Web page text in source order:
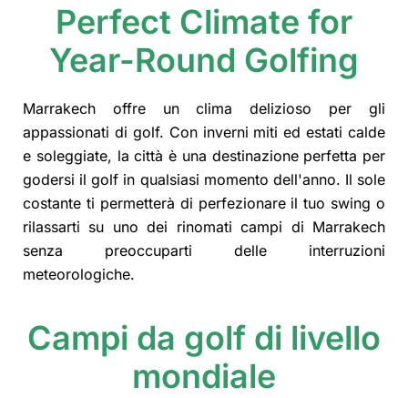
Perfect Climate for
Year-Round Golfing
Marrakech offre un clima delizioso per gli
appassionati di golf. Con inverni miti ed estati calde
e soleggiate, la città è una destinazione perfetta per
godersi il golf in qualsiasi momento dell'anno. Il sole
costante ti permetterà di perfezionare il tuo swing o
rilassarti su uno dei rinomati campi di Marrakech
senza preoccuparti delle interruzioni
meteorologiche.
Campi da golf di livello
mondiale